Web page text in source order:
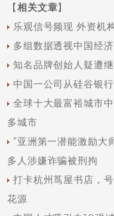
【相关文章】
乐观信号频现 外资机
多组数据透视中国经
知名品牌创始人疑遭
中国一公司从硅谷银
全球十大最富裕城市
多城市
“亚洲第一潜能激励大
多人涉嫌诈骗被刑拘
打卡杭州茑屋书店，
花源